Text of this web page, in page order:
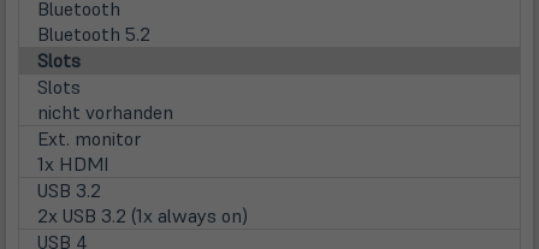
Bluetooth
Bluetooth 5.2
Slots
Slots
nicht vorhanden
Ext. monitor
1x HDMI
USB 3.2
2x USB 3.2 (1x always on)
USB 4